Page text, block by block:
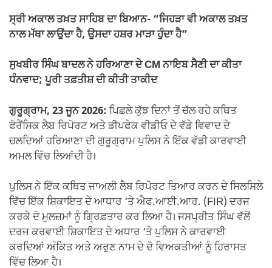
ਸ੍ਰੀ ਅਕਾਲ ਤਖ਼ਤ ਸਾਹਿਬ ਦਾ ਬਿਆਨ- “ਜਿਹੜਾ ਵੀ ਅਕਾਲ ਤਖ਼ਤ
ਨਾਲ ਮੱਥਾ ਲਾਉਂਦਾ ਹੈ, ਉਸਦਾ ਹਸ਼ਰ ਮਾੜਾ ਹੁੰਦਾ ਹੈ”
ਸੁਖਬੀਰ ਸਿੰਘ ਬਾਦਲ ਨੇ ਹਰਿਆਣਾ ਦੇ CM ਨਾਇਬ ਸੈਣੀ ਦਾ ਕੀਤਾ
ਧੰਨਵਾਦ; ਪੂਰੀ ਤਫ਼ਤੀਸ਼ ਦੀ ਕੀਤੀ ਤਾਕੀਦ
ਗੁਰੂਗ੍ਰਾਮ, 23 ਜੂਨ 2026: ਪਿਛਲੇ ਕੁੱਝ ਦਿਨਾਂ ਤੋਂ ਚੱਲ ਰਹੇ ਕਥਿਤ
ਫੋਰੈਂਸਿਕ ਲੈਬ ਰਿਪੋਰਟ ਅਤੇ ਡੀਪਫੇਕ ਵੀਡੀਓ ਦੇ ਵੱਡੇ ਵਿਵਾਦ ਦੇ
ਚਲਦਿਆਂ ਹਰਿਆਣਾ ਦੀ ਗੁਰੂਗ੍ਰਾਮ ਪੁਲਿਸ ਨੇ ਇੱਕ ਵੱਡੀ ਕਾਰਵਾਈ
ਅਮਲ ਵਿੱਚ ਲਿਆਂਦੀ ਹੈ।
ਪੁਲਿਸ ਨੇ ਇੱਕ ਕਥਿਤ ਜਾਅਲੀ ਲੈਬ ਰਿਪੋਰਟ ਤਿਆਰ ਕਰਨ ਦੇ ਸਿਲਸਿਲੇ
ਵਿੱਚ ਇੱਕ ਸ਼ਿਕਾਇਤ ਦੇ ਆਧਾਰ ‘ਤੇ ਐਫ.ਆਈ.ਆਰ. (FIR) ਦਰਜ
ਕਰਕੇ ਦੋ ਮੁਲਜ਼ਮਾਂ ਨੂੰ ਗ੍ਰਿਫ਼ਤਾਰ ਕਰ ਲਿਆ ਹੈ। ਜਸਪ੍ਰੀਤ ਸਿੰਘ ਵੱਲੋਂ
ਦਰਜ ਕਰਵਾਈ ਸ਼ਿਕਾਇਤ ਦੇ ਅਧਾਰ ‘ਤੇ ਪੁਲਿਸ ਨੇ ਕਾਰਵਾਈ
ਕਰਦਿਆਂ ਅੰਕਿਤ ਅਤੇ ਅਰੁਣ ਨਾਮ ਦੇ ਦੋ ਵਿਅਕਤੀਆਂ ਨੂੰ ਹਿਰਾਸਤ
ਵਿੱਚ ਲਿਆ ਹੈ।